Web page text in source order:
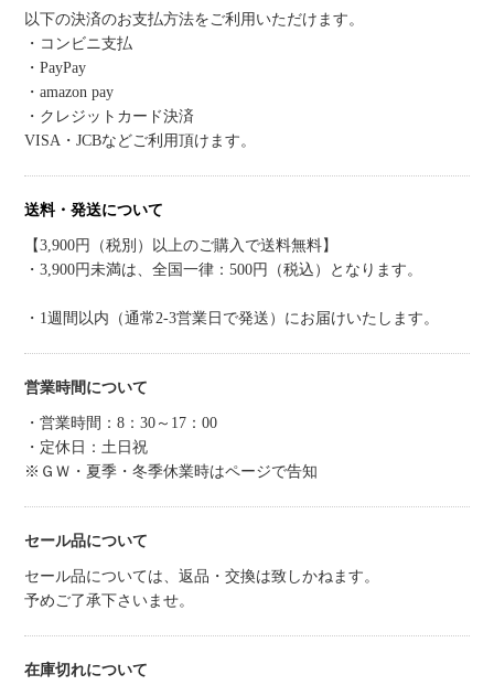
以下の決済のお支払方法をご利用いただけます。
・コンビニ支払
・PayPay
・amazon pay
・クレジットカード決済
VISA・JCBなどご利用頂けます。
送料・発送について
【3,900円（税別）以上のご購入で送料無料】
・3,900円未満は、全国一律：500円（税込）となります。
・1週間以内（通常2-3営業日で発送）にお届けいたします。
営業時間について
・営業時間：8：30～17：00
・定休日：土日祝
※ＧＷ・夏季・冬季休業時はページで告知
セール品について
セール品については、返品・交換は致しかねます。
予めご了承下さいませ。
在庫切れについて